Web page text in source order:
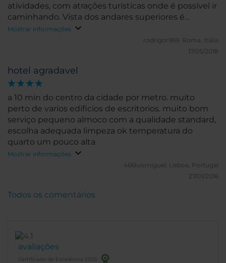
atividades, com atrações turísticas onde é possível ir
caminhando. Vista dos andares superiores é
excelente.
Mostrar informações
rodrigor969.
Roma, Itália
17/05/2018
hotel agradavel
a 10 min do centro da cidade por metro. muito
perto de varios edificios de escritorios. muito bom
serviço pequeno almoco com a qualidade standard,
escolha adequada limpeza ok temperatura do
quarto um pouco alta
Mostrar informações
466luismiguel.
Lisboa, Portugal
27/01/2016
avaliações
Certificado de Excelência 2025
Todos os comentários